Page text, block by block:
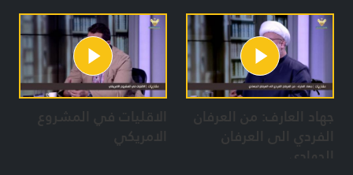
جهاد العارف: من العرفان
الفردي الى العرفان
الجهادي
الاقليات في المشروع
الامريكي